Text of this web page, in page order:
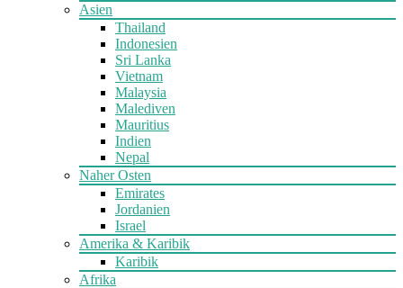
Asien
Thailand
Indonesien
Sri Lanka
Vietnam
Malaysia
Malediven
Mauritius
Indien
Nepal
Naher Osten
Emirates
Jordanien
Israel
Amerika & Karibik
Karibik
Afrika